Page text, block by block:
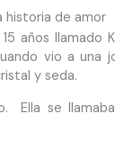
historia de amor
años llamado
vio a una
y seda.
Ella se llamaba